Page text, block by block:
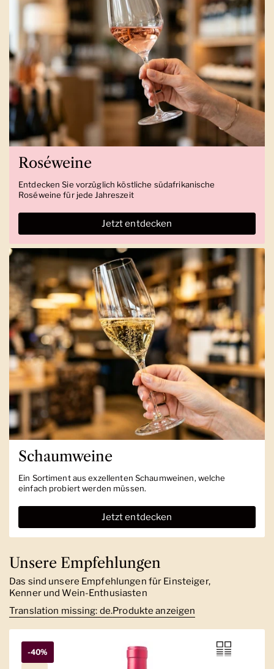
Roséweine
Entdecken Sie vorzüglich köstliche südafrikanische
Roséweine für jede Jahreszeit
Jetzt entdecken
Schaumweine
Ein Sortiment aus exzellenten Schaumweinen, welche
einfach probiert werden müssen.
Jetzt entdecken
Unsere Empfehlungen
Das sind unsere Empfehlungen für Einsteiger,
Kenner und Wein-Enthusiasten
Translation missing: de.Produkte anzeigen
-40%